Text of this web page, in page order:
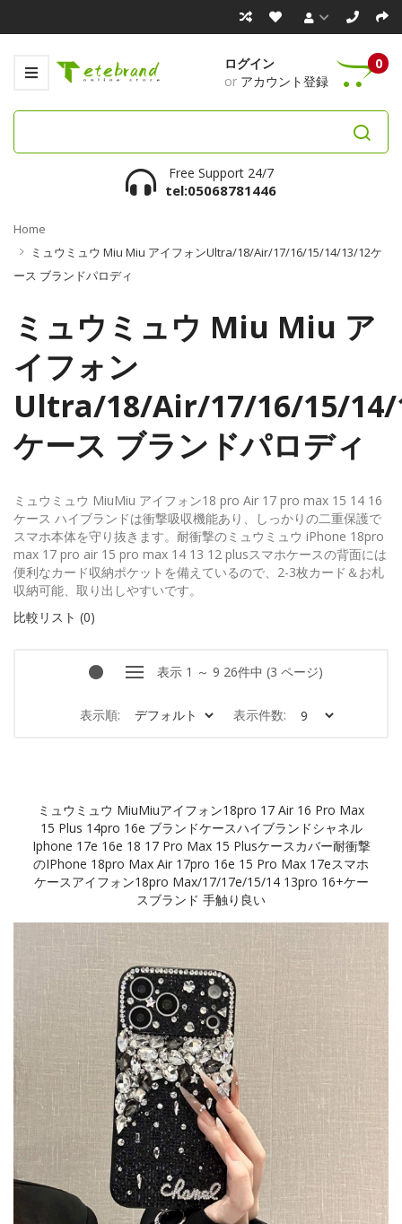
ログイン
or アカウント登録
0
Free Support 24/7
tel:05068781446
Home
ミュウミュウ Miu Miu アイフォンultra/18/Air/17/16/15/14/13/12ケ
ース ブランドパロディ
ミュウミュウ Miu Miu ア
イフォン
Ultra/18/Air/17/16/15/14/
ケース ブランドパロディ
ミュウミュウ MiuMiu アイフォン18 pro Air 17 pro max 15 14 16
ケース ハイブランドは衝撃吸収機能あり、しっかりの二重保護で
スマホ本体を守り抜きます。耐衝撃のミュウミュウ iPhone 18pro
max 17 pro air 15 pro max 14 13 12 plusスマホケースの背面には
便利なカード収納ポケットを備えているので、2-3枚カード＆お札
収納可能、取り出しやすいです。
比較リスト (0)
表示 1 ～ 9 26件中 (3 ページ)
表示順: 表示件数:
ミュウミュウ MiuMiuアイフォン18pro 17 Air 16 Pro Max
15 Plus 14pro 16e ブランドケースハイブランドシャネル
Iphone 17e 16e 18 17 Pro Max 15 Plusケースカバー耐衝撃
のiPhone 18pro Max Air 17pro 16e 15 Pro Max 17eスマホ
ケースアイフォン18pro Max/17/17e/15/14 13pro 16+ケー
スブランド 手触り良い